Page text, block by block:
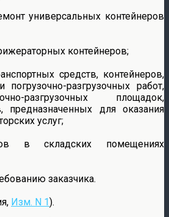
универсальных контейнеров
контейнеров;
средств, контейнеров,
погрузочно-разгрузочных работ,
разгрузочных площадок,
предназначенных для оказания
услуг;
в складских помещениях
заказчика.
Изм. N 1).